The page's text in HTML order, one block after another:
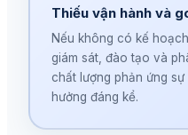
Thiếu vận hành và
Nếu không có kế
giám sát, đào tạo và
chất lượng phản ứng
hưởng đáng kể.